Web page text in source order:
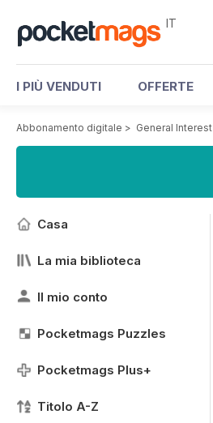
IT
I PIÙ VENDUTI OFFERTE
Abbonamento digitale > General Interest
Casa
La mia biblioteca
Il mio conto
Pocketmags Puzzles
Pocketmags Plus+
Titolo A-Z